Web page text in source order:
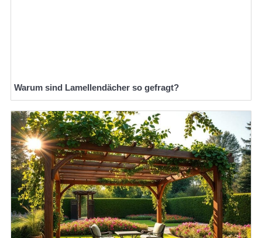
Warum sind Lamellendächer so gefragt?